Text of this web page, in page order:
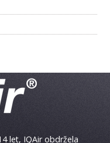
let, IQAir obdržela